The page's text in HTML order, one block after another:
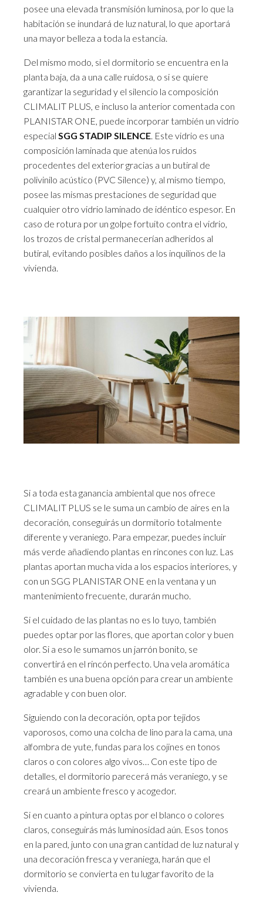
posee una elevada transmisión luminosa, por lo que la
habitación se inundará de luz natural, lo que aportará
una mayor belleza a toda la estancia.
Del mismo modo, si el dormitorio se encuentra en la
planta baja, da a una calle ruidosa, o si se quiere
garantizar la seguridad y el silencio la composición
CLIMALIT PLUS, e incluso la anterior comentada con
PLANISTAR ONE, puede incorporar también un vidrio
especial SGG STADIP SILENCE. Este vidrio es una
composición laminada que atenúa los ruidos
procedentes del exterior gracias a un butiral de
polivinilo acústico (PVC Silence) y, al mismo tiempo,
posee las mismas prestaciones de seguridad que
cualquier otro vidrio laminado de idéntico espesor. En
caso de rotura por un golpe fortuito contra el vidrio,
los trozos de cristal permanecerían adheridos al
butiral, evitando posibles daños a los inquilinos de la
vivienda.
Si a toda esta ganancia ambiental que nos ofrece
CLIMALIT PLUS se le suma un cambio de aires en la
decoración, conseguirás un dormitorio totalmente
diferente y veraniego. Para empezar, puedes incluir
más verde añadiendo plantas en rincones con luz. Las
plantas aportan mucha vida a los espacios interiores, y
con un SGG PLANISTAR ONE en la ventana y un
mantenimiento frecuente, durarán mucho.
Si el cuidado de las plantas no es lo tuyo, también
puedes optar por las flores, que aportan color y buen
olor. Si a eso le sumamos un jarrón bonito, se
convertirá en el rincón perfecto. Una vela aromática
también es una buena opción para crear un ambiente
agradable y con buen olor.
Siguiendo con la decoración, opta por tejidos
vaporosos, como una colcha de lino para la cama, una
alfombra de yute, fundas para los cojines en tonos
claros o con colores algo vivos… Con este tipo de
detalles, el dormitorio parecerá más veraniego, y se
creará un ambiente fresco y acogedor.
Si en cuanto a pintura optas por el blanco o colores
claros, conseguirás más luminosidad aún. Esos tonos
en la pared, junto con una gran cantidad de luz natural y
una decoración fresca y veraniega, harán que el
dormitorio se convierta en tu lugar favorito de la
vivienda.